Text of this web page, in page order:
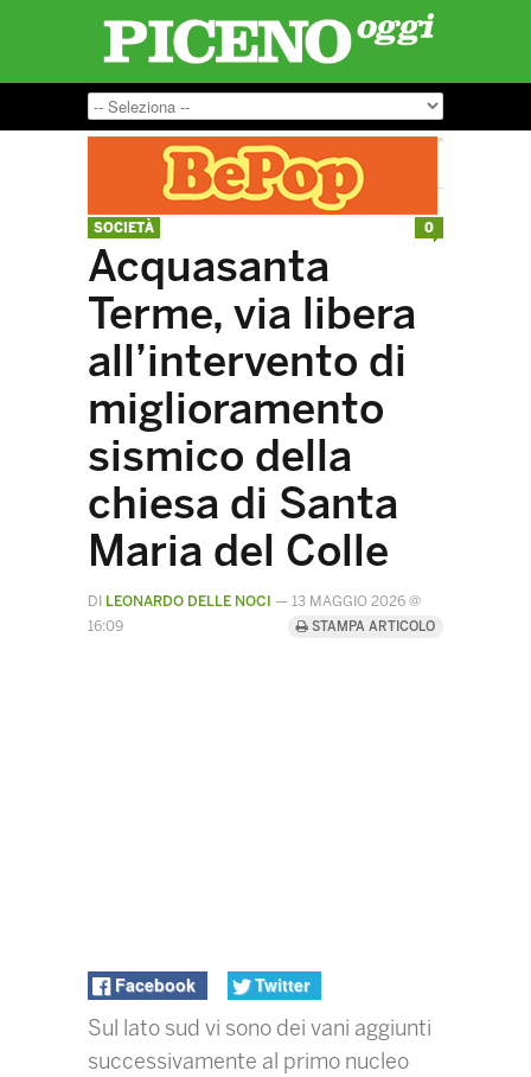
SOCIETÀ
Acquasanta
Terme, via libera
all’intervento di
miglioramento
sismico della
chiesa di Santa
Maria del Colle
DI LEONARDO DELLE NOCI — 13 MAGGIO 2026 @
16:09
STAMPA ARTICOLO
Facebook Twitter
Sul lato sud vi sono dei vani aggiunti
successivamente al primo nucleo
0